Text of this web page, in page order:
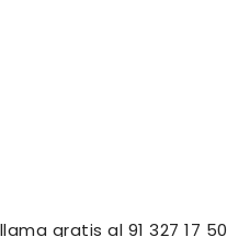
gratis al 91 327 17 50